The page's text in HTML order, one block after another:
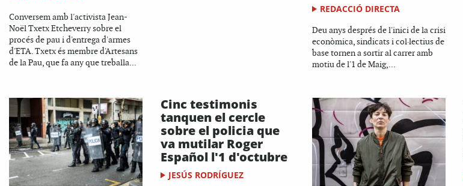
Conversem amb l'activista Jean-
Noël Txetx Etcheverry sobre el
procés de pau i d'entrega d'armes
d'ETA. Txetx és membre d'Artesans
de la Pau, que fa any que treballa...
REDACCIÓ DIRECTA
Deu anys després de l'inici de la crisi
econòmica, sindicats i col·lectius de
base tornen a sortir al carrer amb
motiu de l'1 de Maig,...
Cinc testimonis
tanquen el cercle
sobre el policia que
va mutilar Roger
Español l'1 d'octubre
JESÚS RODRÍGUEZ